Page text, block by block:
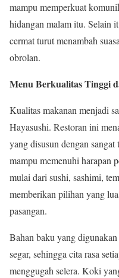
mampu memperkuat
hidangan malam itu. Selain
cermat turut menambah
obrolan.
Menu Berkualitas Tinggi
Kualitas makanan menjadi
Hayasushi. Restoran ini
yang disusun dengan
mampu memenuhi harapan
mulai dari sushi, sashimi,
memberikan pilihan yang
pasangan.
Bahan baku yang
segar, sehingga cita rasa
menggugah selera. Koki